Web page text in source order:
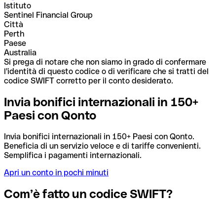
Istituto
Sentinel Financial Group
Città
Perth
Paese
Australia
Si prega di notare che non siamo in grado di confermare
l'identità di questo codice o di verificare che si tratti del
codice SWIFT corretto per il conto desiderato.
Invia bonifici internazionali in 150+
Paesi con Qonto
Invia bonifici internazionali in 150+ Paesi con Qonto.
Beneficia di un servizio veloce e di tariffe convenienti.
Semplifica i pagamenti internazionali.
Apri un conto in pochi minuti
Com’è fatto un codice SWIFT?